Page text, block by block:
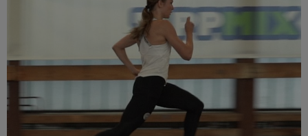
Labdarúgás
Szakosztályok